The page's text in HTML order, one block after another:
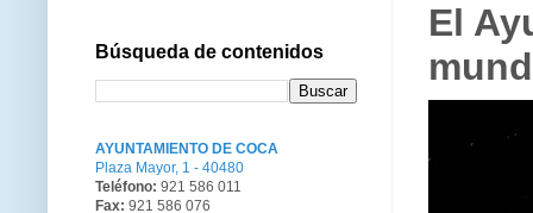
El
Búsqueda de contenidos
AYUNTAMIENTO DE COCA
Plaza Mayor, 1 - 40480
Teléfono: 921 586 011
Fax: 921 586 076